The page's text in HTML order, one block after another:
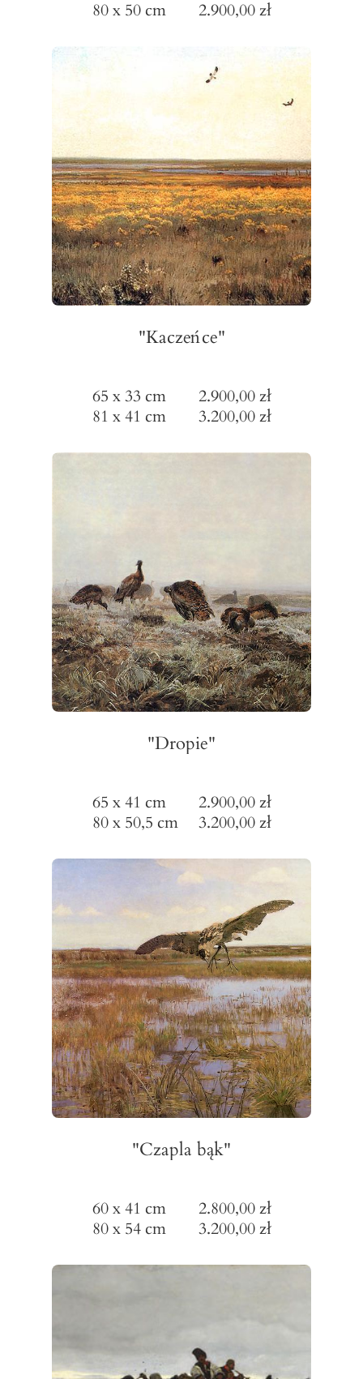
60 x 41 cm 2.800,00 zł
80 x 54 cm 3.200,00 zł
"Czapla bąk"
65 x 41 cm 2.900,00 zł
80 x 50,5 cm 3.200,00 zł
"Dropie"
65 x 33 cm 2.900,00 zł
81 x 41 cm 3.200,00 zł
"Kaczeńce"
80 x 50 cm 2.900,00 zł